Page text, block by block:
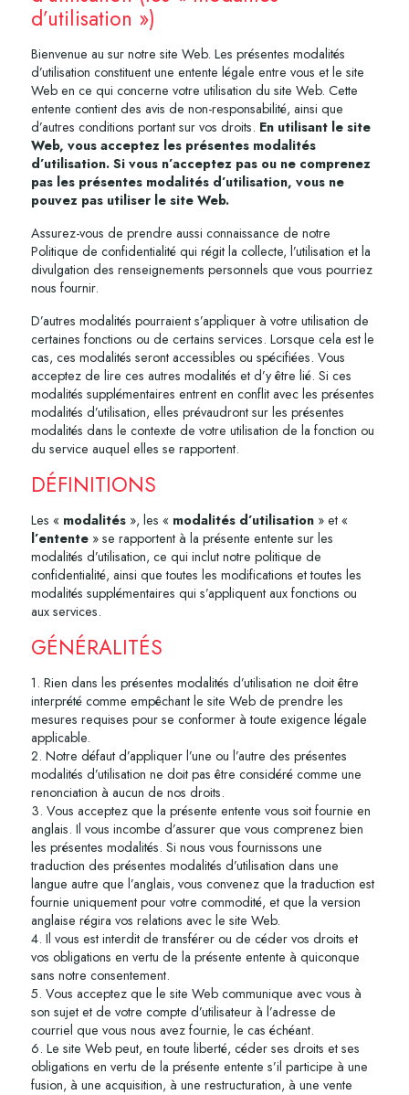
d’utilisation »)
Bienvenue au sur notre site Web. Les présentes modalités
d’utilisation constituent une entente légale entre vous et le site
Web en ce qui concerne votre utilisation du site Web. Cette
entente contient des avis de non-responsabilité, ainsi que
d’autres conditions portant sur vos droits. En utilisant le site
Web, vous acceptez les présentes modalités
d’utilisation. Si vous n’acceptez pas ou ne comprenez
pas les présentes modalités d’utilisation, vous ne
pouvez pas utiliser le site Web.
Assurez-vous de prendre aussi connaissance de notre
Politique de confidentialité qui régit la collecte, l’utilisation et la
divulgation des renseignements personnels que vous pourriez
nous fournir.
D’autres modalités pourraient s’appliquer à votre utilisation de
certaines fonctions ou de certains services. Lorsque cela est le
cas, ces modalités seront accessibles ou spécifiées. Vous
acceptez de lire ces autres modalités et d’y être lié. Si ces
modalités supplémentaires entrent en conflit avec les présentes
modalités d’utilisation, elles prévaudront sur les présentes
modalités dans le contexte de votre utilisation de la fonction ou
du service auquel elles se rapportent.
DÉFINITIONS
Les « modalités», les « modalités d’utilisation» et «
l’entente» se rapportent à la présente entente sur les
modalités d’utilisation, ce qui inclut notre politique de
confidentialité, ainsi que toutes les modifications et toutes les
modalités supplémentaires qui s’appliquent aux fonctions ou
aux services.
GÉNÉRALITÉS
1. Rien dans les présentes modalités d’utilisation ne doit être
interprété comme empêchant le site Web de prendre les
mesures requises pour se conformer à toute exigence légale
applicable.
2. Notre défaut d’appliquer l’une ou l’autre des présentes
modalités d’utilisation ne doit pas être considéré comme une
renonciation à aucun de nos droits.
3. Vous acceptez que la présente entente vous soit fournie en
anglais. Il vous incombe d’assurer que vous comprenez bien
les présentes modalités. Si nous vous fournissons une
traduction des présentes modalités d’utilisation dans une
langue autre que l’anglais, vous convenez que la traduction est
fournie uniquement pour votre commodité, et que la version
anglaise régira vos relations avec le site Web.
4. Il vous est interdit de transférer ou de céder vos droits et
vos obligations en vertu de la présente entente à quiconque
sans notre consentement.
5. Vous acceptez que le site Web communique avec vous à
son sujet et de votre compte d’utilisateur à l’adresse de
courriel que vous nous avez fournie, le cas échéant.
6. Le site Web peut, en toute liberté, céder ses droits et ses
obligations en vertu de la présente entente s’il participe à une
fusion, à une acquisition, à une restructuration, à une vente